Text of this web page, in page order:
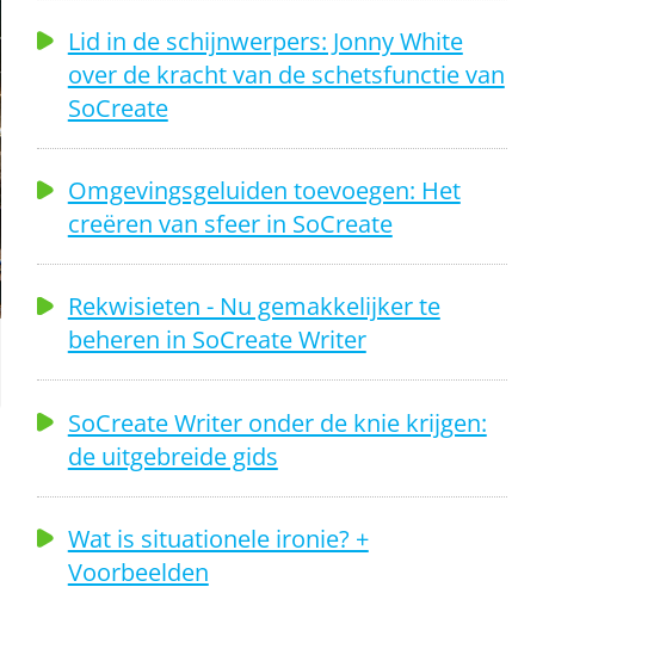
Lid in de schijnwerpers: Jonny White
over de kracht van de schetsfunctie van
SoCreate
Omgevingsgeluiden toevoegen: Het
creëren van sfeer in SoCreate
Rekwisieten - Nu gemakkelijker te
beheren in SoCreate Writer
SoCreate Writer onder de knie krijgen:
de uitgebreide gids
Wat is situationele ironie? +
Voorbeelden